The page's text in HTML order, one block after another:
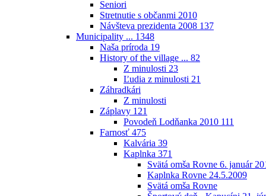
Seniori
Stretnutie s občanmi 2010
Návšteva prezidenta 2008 137
Municipality ... 1348
Naša príroda 19
History of the village ... 82
Z minulosti 23
Ľudia z minulosti 21
Záhradkári
Z minulosti
Záplavy 121
Povodeň Lodňanka 2010 111
Farnosť 475
Kalvária 39
Kaplnka 371
Svätá omša Rovne 6. január
Kaplnka Rovne 24.5.2009
Svätá omša Rovne